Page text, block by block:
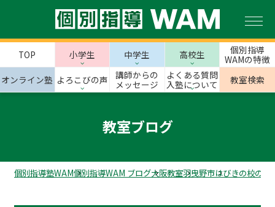
TOP 小学生 中学生 高校生
個別指導
WAMの特徴
オンライン塾 よろこびの声
講師からの
メッセージ
よくある質問
入塾について
教室検索
教室ブログ
個別指導塾WAM個別指導WAM ブログ大阪教室羽曳野市はびきの校のス